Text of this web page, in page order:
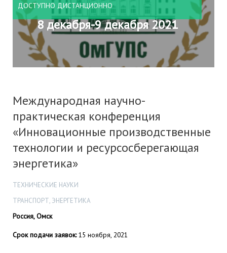
ДОСТУПНО ДИСТАНЦИОННО
8 декабря-9 декабря 2021
Международная научно-
практическая конференция
«Инновационные производственные
технологии и ресурсосберегающая
энергетика»
ТЕХНИЧЕСКИЕ НАУКИ
ТРАНСПОРТ, ЭНЕРГЕТИКА
Россия, Омск
Срок подачи заявок:15 ноября, 2021